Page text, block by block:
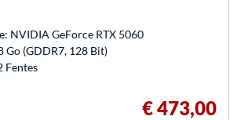
NVIDIA GeForce RTX 5060
Go (GDDR7, 128 Bit)
Fentes
€ 473,00